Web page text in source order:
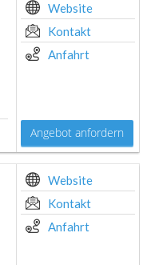
Website
Kontakt
Anfahrt
Angebot anfordern
Website
Kontakt
Anfahrt